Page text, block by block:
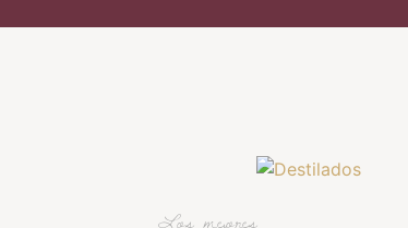
Los mejores